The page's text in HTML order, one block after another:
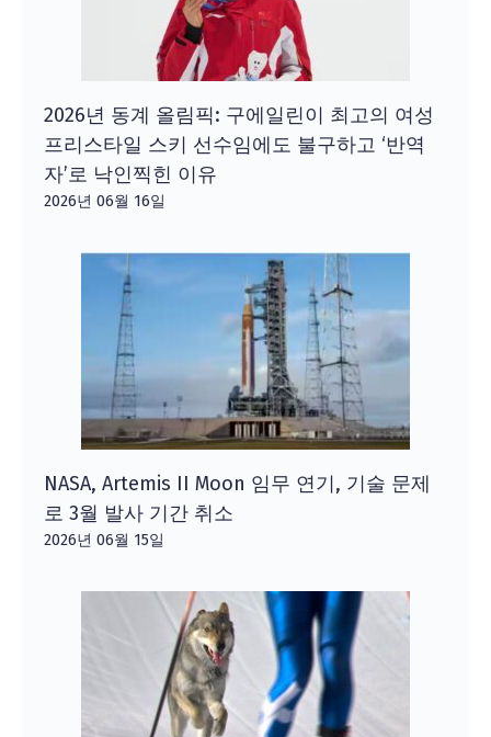
2026년 동계 올림픽: 구에일린이 최고의 여성
프리스타일 스키 선수임에도 불구하고 ‘반역
자’로 낙인찍힌 이유
2026년 06월 16일
NASA, Artemis II Moon 임무 연기, 기술 문제
로 3월 발사 기간 취소
2026년 06월 15일